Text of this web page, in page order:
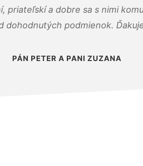
priateľskí a dobre sa s nimi
dohodnutých podmienok.
PÁN PETER A PANI ZUZANA